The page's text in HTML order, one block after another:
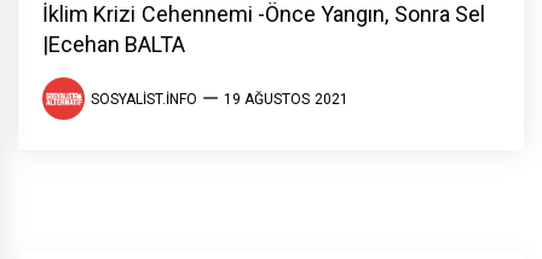
İklim Krizi Cehennemi -Önce Yangın, Sonra Sel
|Ecehan BALTA
SOSYALIST.INFO 19 AĞUSTOS 2021